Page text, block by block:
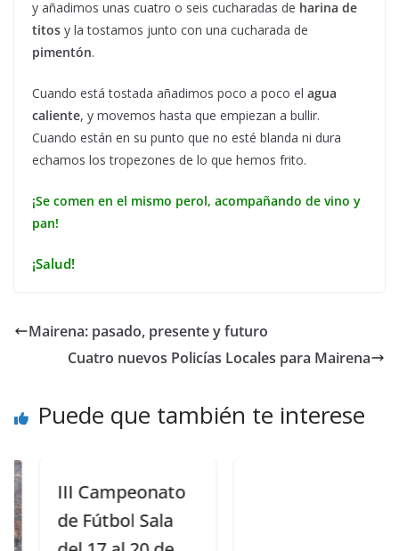
y añadimos unas cuatro o seis cucharadas de harina de
titos y la tostamos junto con una cucharada de
pimentón.
Cuando está tostada añadimos poco a poco el agua
caliente, y movemos hasta que empiezan a bullir.
Cuando están en su punto que no esté blanda ni dura
echamos los tropezones de lo que hemos frito.
¡Se comen en el mismo perol, acompañando de vino y
pan!
¡Salud!
Mairena: pasado, presente y futuro
Cuatro nuevos Policías Locales para Mairena
Puede que también te interese
III Campeonato
de Fútbol Sala